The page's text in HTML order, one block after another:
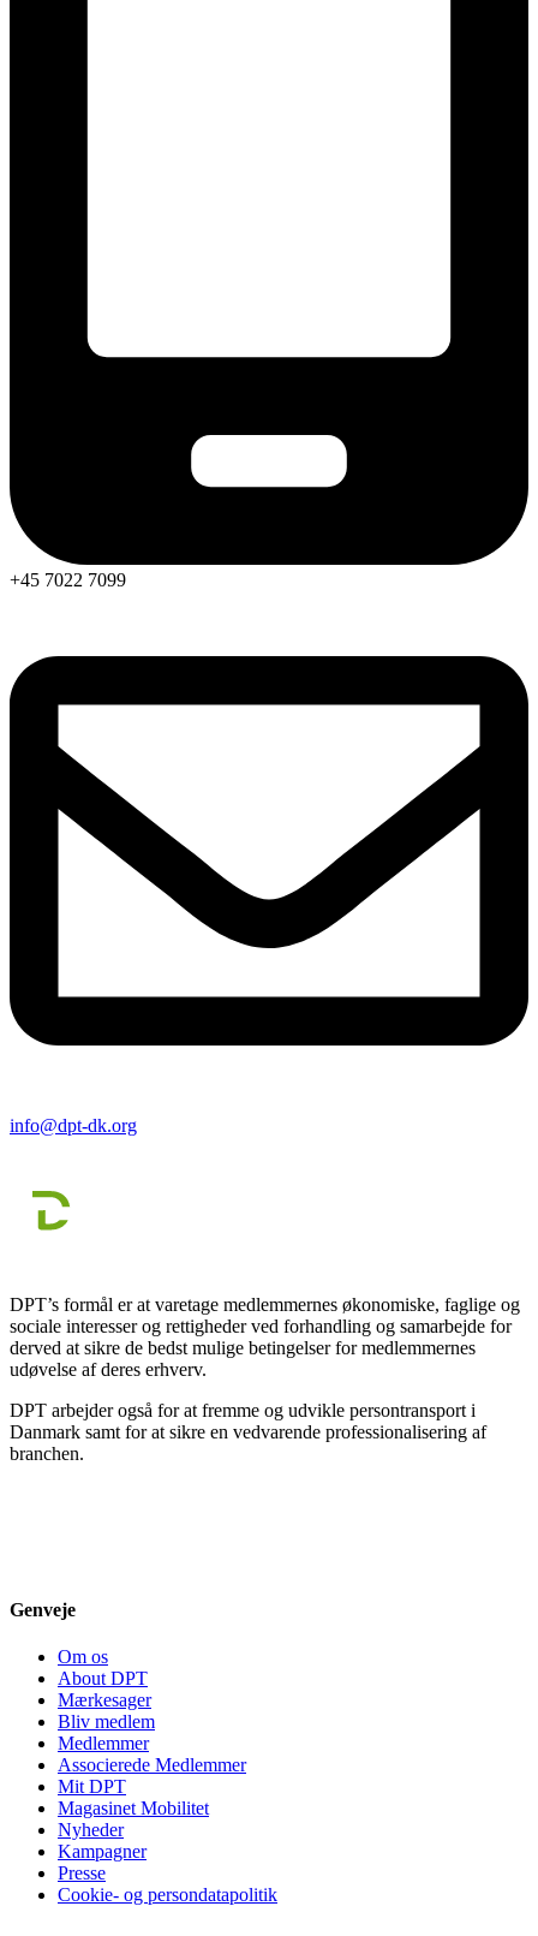
+45 7022 7099
info@dpt-dk.org
DPT’s formål er at varetage medlemmernes økonomiske, faglige og
sociale interesser og rettigheder ved forhandling og samarbejde for
derved at sikre de bedst mulige betingelser for medlemmernes
udøvelse af deres erhverv.
DPT arbejder også for at fremme og udvikle persontransport i
Danmark samt for at sikre en vedvarende professionalisering af
branchen.
Genveje
Om os
About DPT
Mærkesager
Bliv medlem
Medlemmer
Associerede Medlemmer
Mit DPT
Magasinet Mobilitet
Nyheder
Kampagner
Presse
Cookie- og persondatapolitik